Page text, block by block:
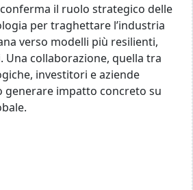
il ruolo strategico delle
per traghettare l’industria
verso modelli più resilienti,
Una collaborazione, quella tra
investitori e aziende
generare impatto concreto su